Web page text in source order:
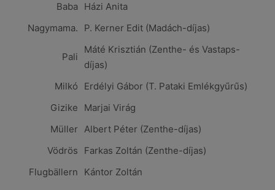
Baba Házi Anita
Nagymama.
P. Kerner Edit (Madách-díjas)
Pali
Máté Krisztián (Zenthe- és Vastaps-
díjas)
Milkó
Erdélyi Gábor (T. Pataki Emlékgyűrűs)
Gizike
Marjai Virág
Müller
Albert Péter (Zenthe-díjas)
Vödrös
Farkas Zoltán (Zenthe-díjas)
Flugbällern
Kántor Zoltán